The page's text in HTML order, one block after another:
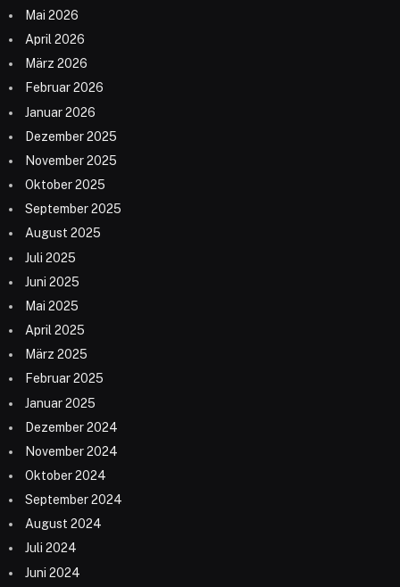
Mai 2026
April 2026
März 2026
Februar 2026
Januar 2026
Dezember 2025
November 2025
Oktober 2025
September 2025
August 2025
Juli 2025
Juni 2025
Mai 2025
April 2025
März 2025
Februar 2025
Januar 2025
Dezember 2024
November 2024
Oktober 2024
September 2024
August 2024
Juli 2024
Juni 2024